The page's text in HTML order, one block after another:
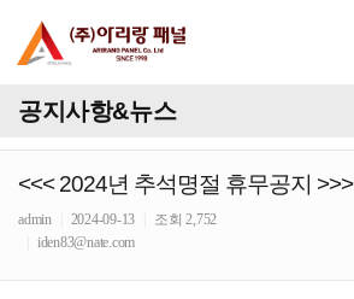
공지사항&뉴스
<<< 2024년 추석명절 휴무공지 >>>
admin 2024-09-13
조회 2,752
iden83@nate.com